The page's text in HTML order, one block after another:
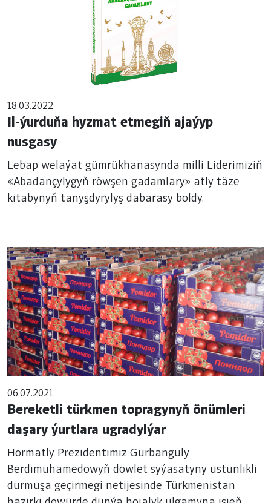
18.03.2022
Il-ýurduňa hyzmat etmegiň ajaýyp
nusgasy
Lebap welaýat gümrükhanasynda milli Liderimiziň
«Abadançylygyň röwşen gadamlary» atly täze
kitabynyň tanyşdyrylyş dabarasy boldy.
06.07.2021
Bereketli türkmen topragynyň önümleri
daşary ýurtlara ugradylýar
Hormatly Prezidentimiz Gurbanguly
Berdimuhamedowyň döwlet syýasatyny üstünlikli
durmuşa geçirmegi netijesinde Türkmenistan